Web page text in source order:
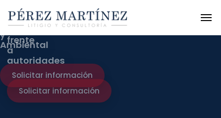
Pública,
Sanitario
y
Ambiental
Solicitar información